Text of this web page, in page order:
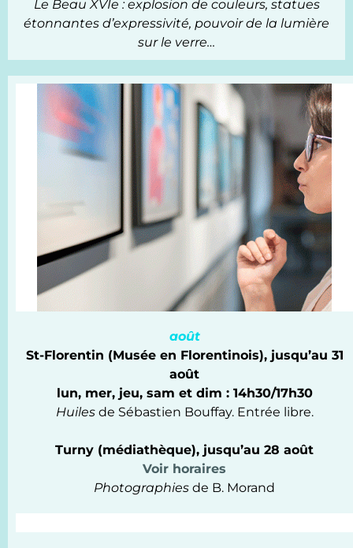
Le Beau XVIe : explosion de couleurs, statues
étonnantes d’expressivité, pouvoir de la lumière
sur le verre…
août
St-Florentin (Musée en Florentinois), jusqu’au 31
août
lun, mer, jeu, sam et dim : 14h30/17h30
Huiles de Sébastien Bouffay. Entrée libre.
Turny (médiathèque), jusqu’au 28 août
Voir horaires
Photographies de B. Morand